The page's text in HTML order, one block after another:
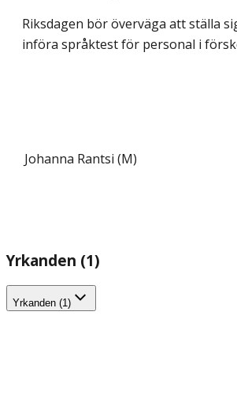
Riksdagen bör överväga att ställa
införa språktest för personal i
Johanna Rantsi (M)
Yrkanden (1)
Yrkanden (1)